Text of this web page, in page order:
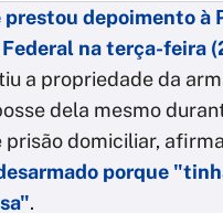
prestou depoimento à
na terça-feira
a propriedade da
dela mesmo
domiciliar,
porque
.